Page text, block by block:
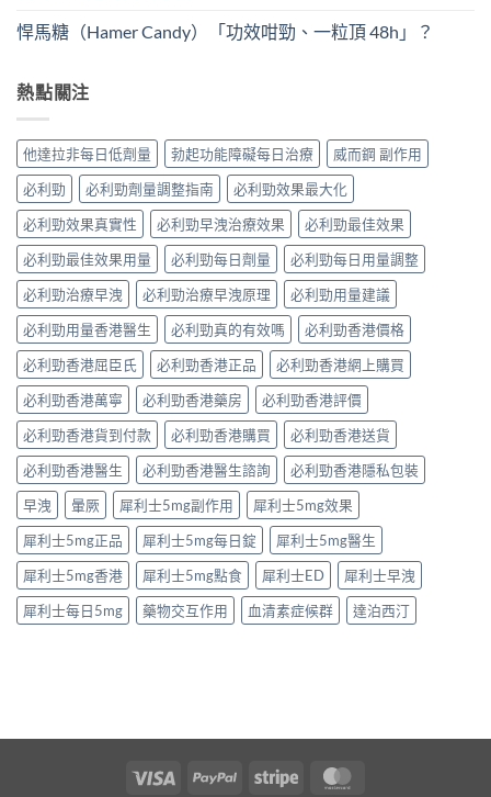
悍馬糖（Hamer Candy）「功效咁勁、一粒頂 48h」？
熱點關注
他達拉非每日低劑量 勃起功能障礙每日治療
威而鋼 副作用
必利勁
必利勁劑量調整指南
必利勁效果最大化
必利勁效果真實性
必利勁早洩治療效果
必利勁最佳效果
必利勁最佳效果用量
必利勁每日劑量
必利勁每日用量調整
必利勁治療早洩
必利勁治療早洩原理
必利勁用量建議
必利勁用量香港醫生
必利勁真的有效嗎
必利勁香港價格
必利勁香港屈臣氏
必利勁香港正品
必利勁香港網上購買
必利勁香港萬寧
必利勁香港藥房
必利勁香港評價
必利勁香港貨到付款
必利勁香港購買
必利勁香港送貨
必利勁香港醫生
必利勁香港醫生諮詢
必利勁香港隱私包裝
早洩
暈厥 犀利士5mg副作用
犀利士5mg效果
犀利士5mg正品
犀利士5mg每日錠
犀利士5mg醫生
犀利士5mg香港
犀利士5mg點食 犀利士ED
犀利士早洩
犀利士每日5mg
藥物交互作用 血清素症候群 達泊西汀
Visa PayPal Stripe